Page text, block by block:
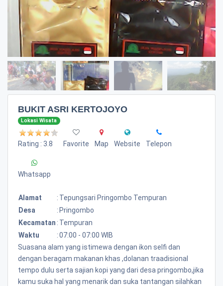
BUKIT ASRI KERTOJOYO
Lokasi Wisata
Rating : 3.8 Favorite Map Website Telepon
Whatsapp
Alamat : Tepungsari Pringombo Tempuran
Desa
: Pringombo
Kecamatan : Tempuran
Waktu
:07:00 - 07:00 WIB
Suasana alam yang istimewa dengan ikon selfi dan
dengan beragam makanan khas ,dolanan traadisional
tempo dulu serta sajian kopi yang dari desa pringombo,jika
kamu suka hal yang menarik dan suka tantangan silahkan